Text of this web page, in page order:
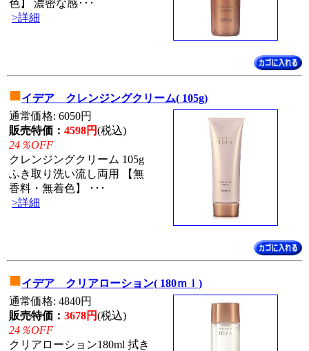
色】 濃密な感･･･
>詳細
■イデア クレンジングクリーム( 105g)
通常価格: 6050円
販売特価： 4598円(税込)
24％OFF
クレンジングクリーム 105g
ふき取り洗い流し両用 【無
香料・無着色】 ･･･
>詳細
■イデア クリアローション( 180ｍｌ)
通常価格: 4840円
販売特価： 3678円(税込)
24％OFF
クリアローション180ml 拭き